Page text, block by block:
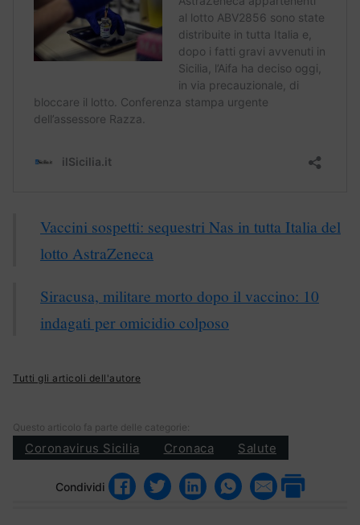
Vaccini sospetti: sequestri Nas in tutta Italia del
lotto AstraZeneca
Siracusa, militare morto dopo il vaccino: 10
indagati per omicidio colposo
Tutti gli articoli dell'autore
Questo articolo fa parte delle categorie:
Coronavirus Sicilia Cronaca Salute
Condividi